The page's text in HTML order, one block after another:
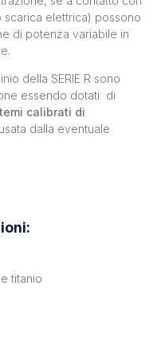
scarica elettrica) possono
di potenza variabile in
della SERIE R sono
essendo dotati di
calibrati di
dalla eventuale
titanio